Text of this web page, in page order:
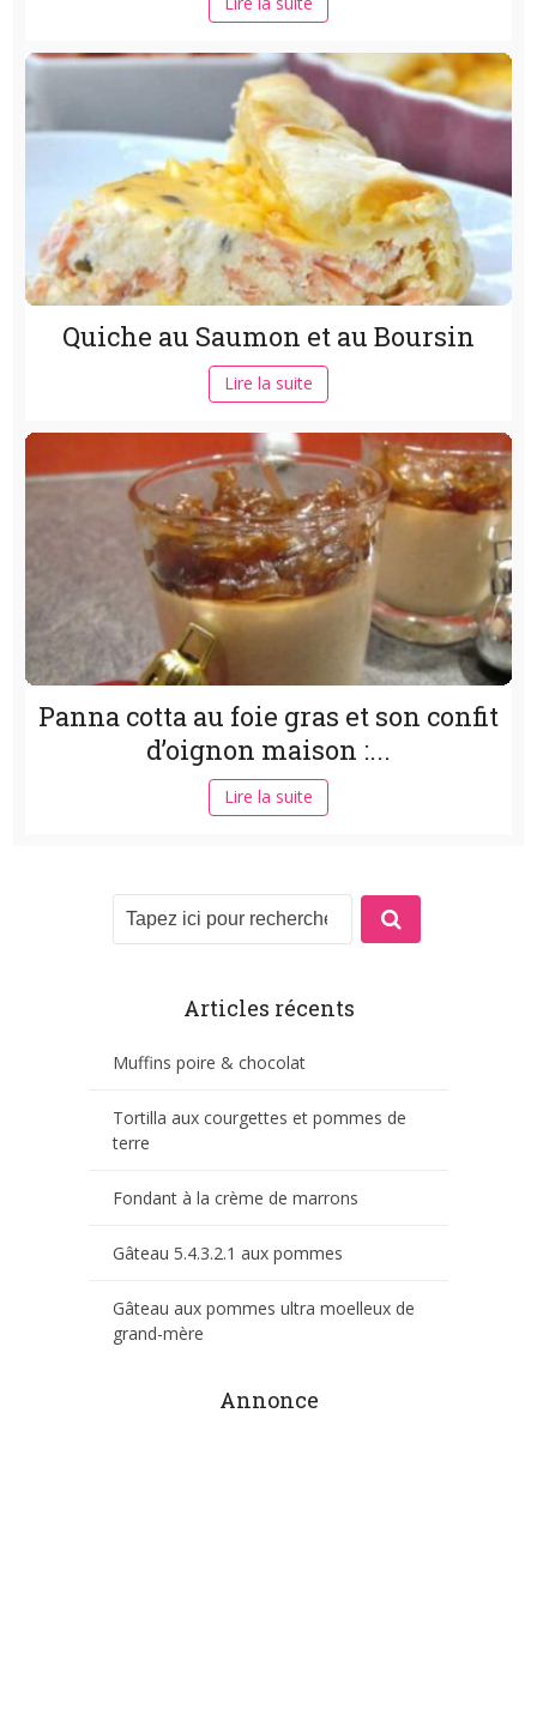
Quiche au Saumon et au Boursin
Lire la suite
Panna cotta au foie gras et son confit
d’oignon maison :...
Lire la suite
Articles récents
Muffins poire & chocolat
Tortilla aux courgettes et pommes de
terre
Fondant à la crème de marrons
Gâteau 5.4.3.2.1 aux pommes
Gâteau aux pommes ultra moelleux de
grand-mère
Annonce